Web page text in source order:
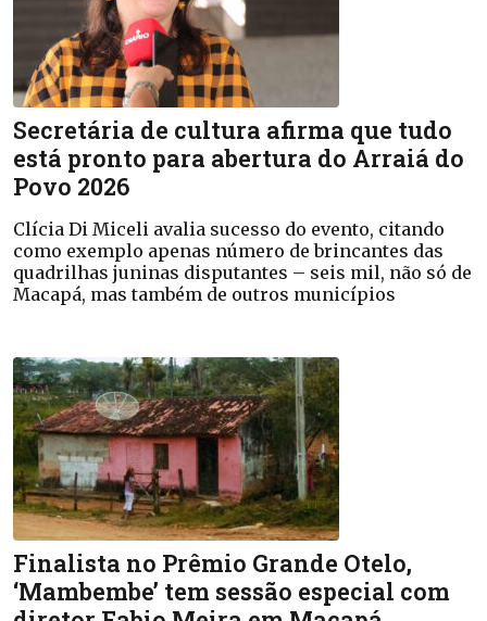
Secretária de cultura afirma que tudo
está pronto para abertura do Arraiá do
Povo 2026
Clícia Di Miceli avalia sucesso do evento, citando
como exemplo apenas número de brincantes das
quadrilhas juninas disputantes – seis mil, não só de
Macapá, mas também de outros municípios
Finalista no Prêmio Grande Otelo,
‘Mambembe’ tem sessão especial com